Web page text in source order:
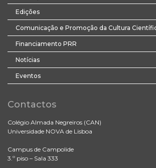
Edições
Comunicação e Promoção da Cultura
Financiamento PRR
Notícias
Eventos
Contactos
Colégio Almada Negreiros (CAN)
Universidade NOVA de Lisboa
Campus de Campolide
3.º piso – Sala 333